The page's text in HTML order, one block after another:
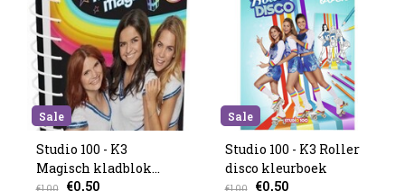
Sale
Studio 100 - K3
Magisch kladblok
21x16cm
€0,50
Sale
Studio 100 - K3 Roller
disco kleurboek
€0,50